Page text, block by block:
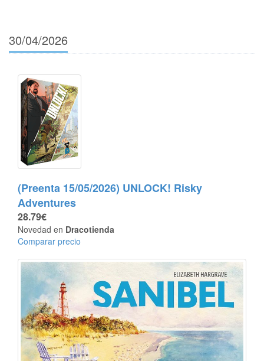
30/04/2026
(Preenta 15/05/2026) UNLOCK! Risky
Adventures
28.79€
Novedad en Dracotienda
Comparar precio